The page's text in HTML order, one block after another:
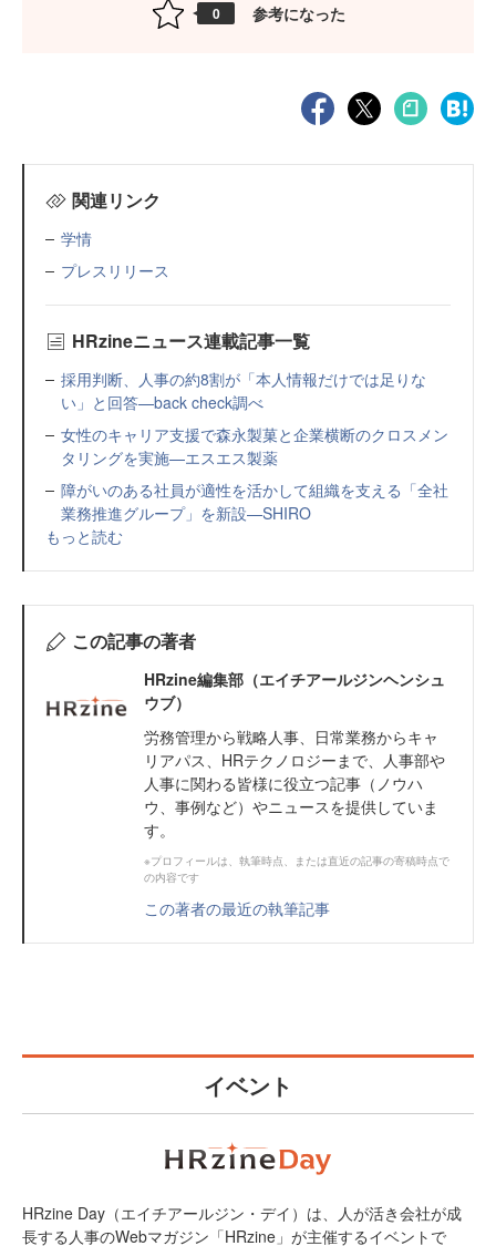
0 参考になった
関連リンク
学情
プレスリリース
HRzineニュース連載記事一覧
採用判断、人事の約8割が「本人情報だけでは足りな
い」と回答—back check調べ
女性のキャリア支援で森永製菓と企業横断のクロスメン
タリングを実施—エスエス製薬
障がいのある社員が適性を活かして組織を支える「全社
業務推進グループ」を新設—SHIRO
もっと読む
この記事の著者
HRzine編集部（エイチアールジンヘンシュ
ウブ）
労務管理から戦略人事、日常業務からキャ
リアパス、HRテクノロジーまで、人事部や
人事に関わる皆様に役立つ記事（ノウハ
ウ、事例など）やニュースを提供していま
す。
※プロフィールは、執筆時点、または直近の記事の寄稿時点で
の内容です
この著者の最近の執筆記事
イベント
HRzine Day（エイチアールジン・デイ）は、人が活き会社が成
長する人事のWebマガジン「HRzine」が主催するイベントで